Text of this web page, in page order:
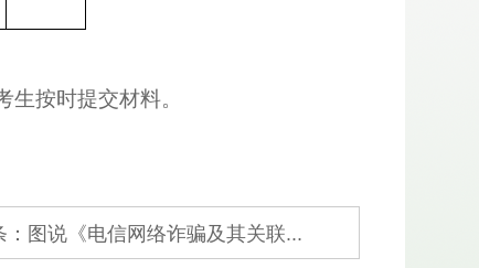
生按时提交材料。
：图说《电信网络诈骗及其关联...